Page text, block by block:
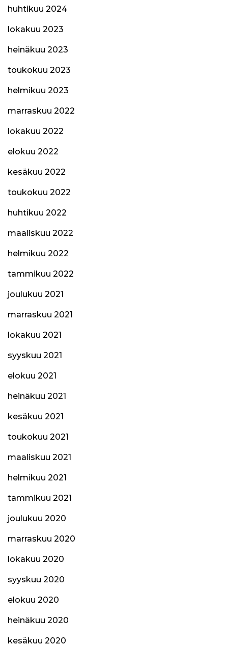
huhtikuu 2024
lokakuu 2023
heinäkuu 2023
toukokuu 2023
helmikuu 2023
marraskuu 2022
lokakuu 2022
elokuu 2022
kesäkuu 2022
toukokuu 2022
huhtikuu 2022
maaliskuu 2022
helmikuu 2022
tammikuu 2022
joulukuu 2021
marraskuu 2021
lokakuu 2021
syyskuu 2021
elokuu 2021
heinäkuu 2021
kesäkuu 2021
toukokuu 2021
maaliskuu 2021
helmikuu 2021
tammikuu 2021
joulukuu 2020
marraskuu 2020
lokakuu 2020
syyskuu 2020
elokuu 2020
heinäkuu 2020
kesäkuu 2020